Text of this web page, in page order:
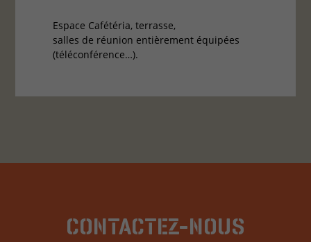
Espace Cafétéria, terrasse,
salles de réunion entièrement équipées
(téléconférence…).
CONTACTEZ-NOUS